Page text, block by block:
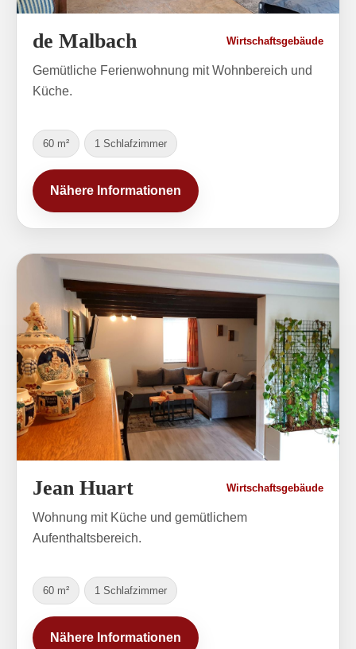
de Malbach Wirtschaftsgebäude
Gemütliche Ferienwohnung mit Wohnbereich und
Küche.
60 m² 1 Schlafzimmer
Nähere Informationen
Jean Huart Wirtschaftsgebäude
Wohnung mit Küche und gemütlichem
Aufenthaltsbereich.
60 m² 1 Schlafzimmer
Nähere Informationen